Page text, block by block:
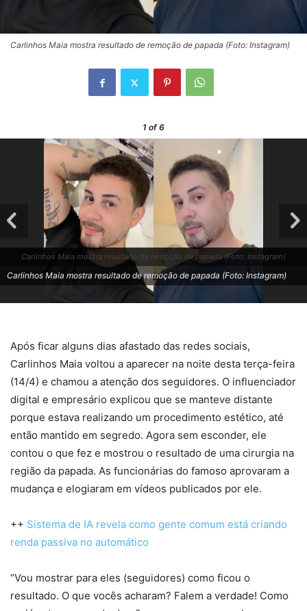
Carlinhos Maia mostra resultado de remoção de papada (Foto: Instagram)
1 of 6
Carlinhos Maia mostra resultado de remoção de papada (Foto: Instagram)
Carlinhos Maia mostra resultado de remoção de papada (Foto: Instagram)
Após ficar alguns dias afastado das redes sociais,
Carlinhos Maia voltou a aparecer na noite desta terça-feira
(14/4) e chamou a atenção dos seguidores. O influenciador
digital e empresário explicou que se manteve distante
porque estava realizando um procedimento estético, até
então mantido em segredo. Agora sem esconder, ele
contou o que fez e mostrou o resultado de uma cirurgia na
região da papada. As funcionárias do famoso aprovaram a
mudança e elogiaram em vídeos publicados por ele.
++ Sistema de IA revela como gente comum está criando
renda passiva no automático
“Vou mostrar para eles (seguidores) como ficou o
resultado. O que vocês acharam? Falem a verdade! Como